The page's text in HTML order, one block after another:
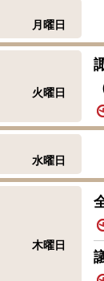
月曜日
火曜日
水曜日
木曜日